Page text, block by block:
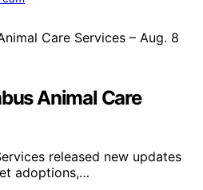
Animal Care
released new updates
adoptions,…